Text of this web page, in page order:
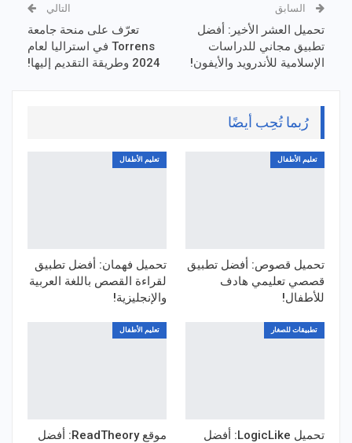
السابق
تحميل العشر الأخير: أفضل
تطبيق مجاني للدراسات
الإسلامية للأندرويد والأيفون!
التالي
تعرّف على منحة جامعة
Torrens في استراليا لعام
2024 وطريقة التقديم إليها!
رُبما تُحِب أيضًا
تعليم الأطفال
تحميل قصوص: أفضل تطبيق
قصصي تعليمي هادف
للأطفال!
تعليم الأطفال
تحميل فهمان: أفضل تطبيق
لقراءة القصص باللغة العربية
والإنجليزية!
تطبيقات للصغار
تحميل LogicLike: أفضل
تعليم الأطفال
موقع ReadTheory: أفضل